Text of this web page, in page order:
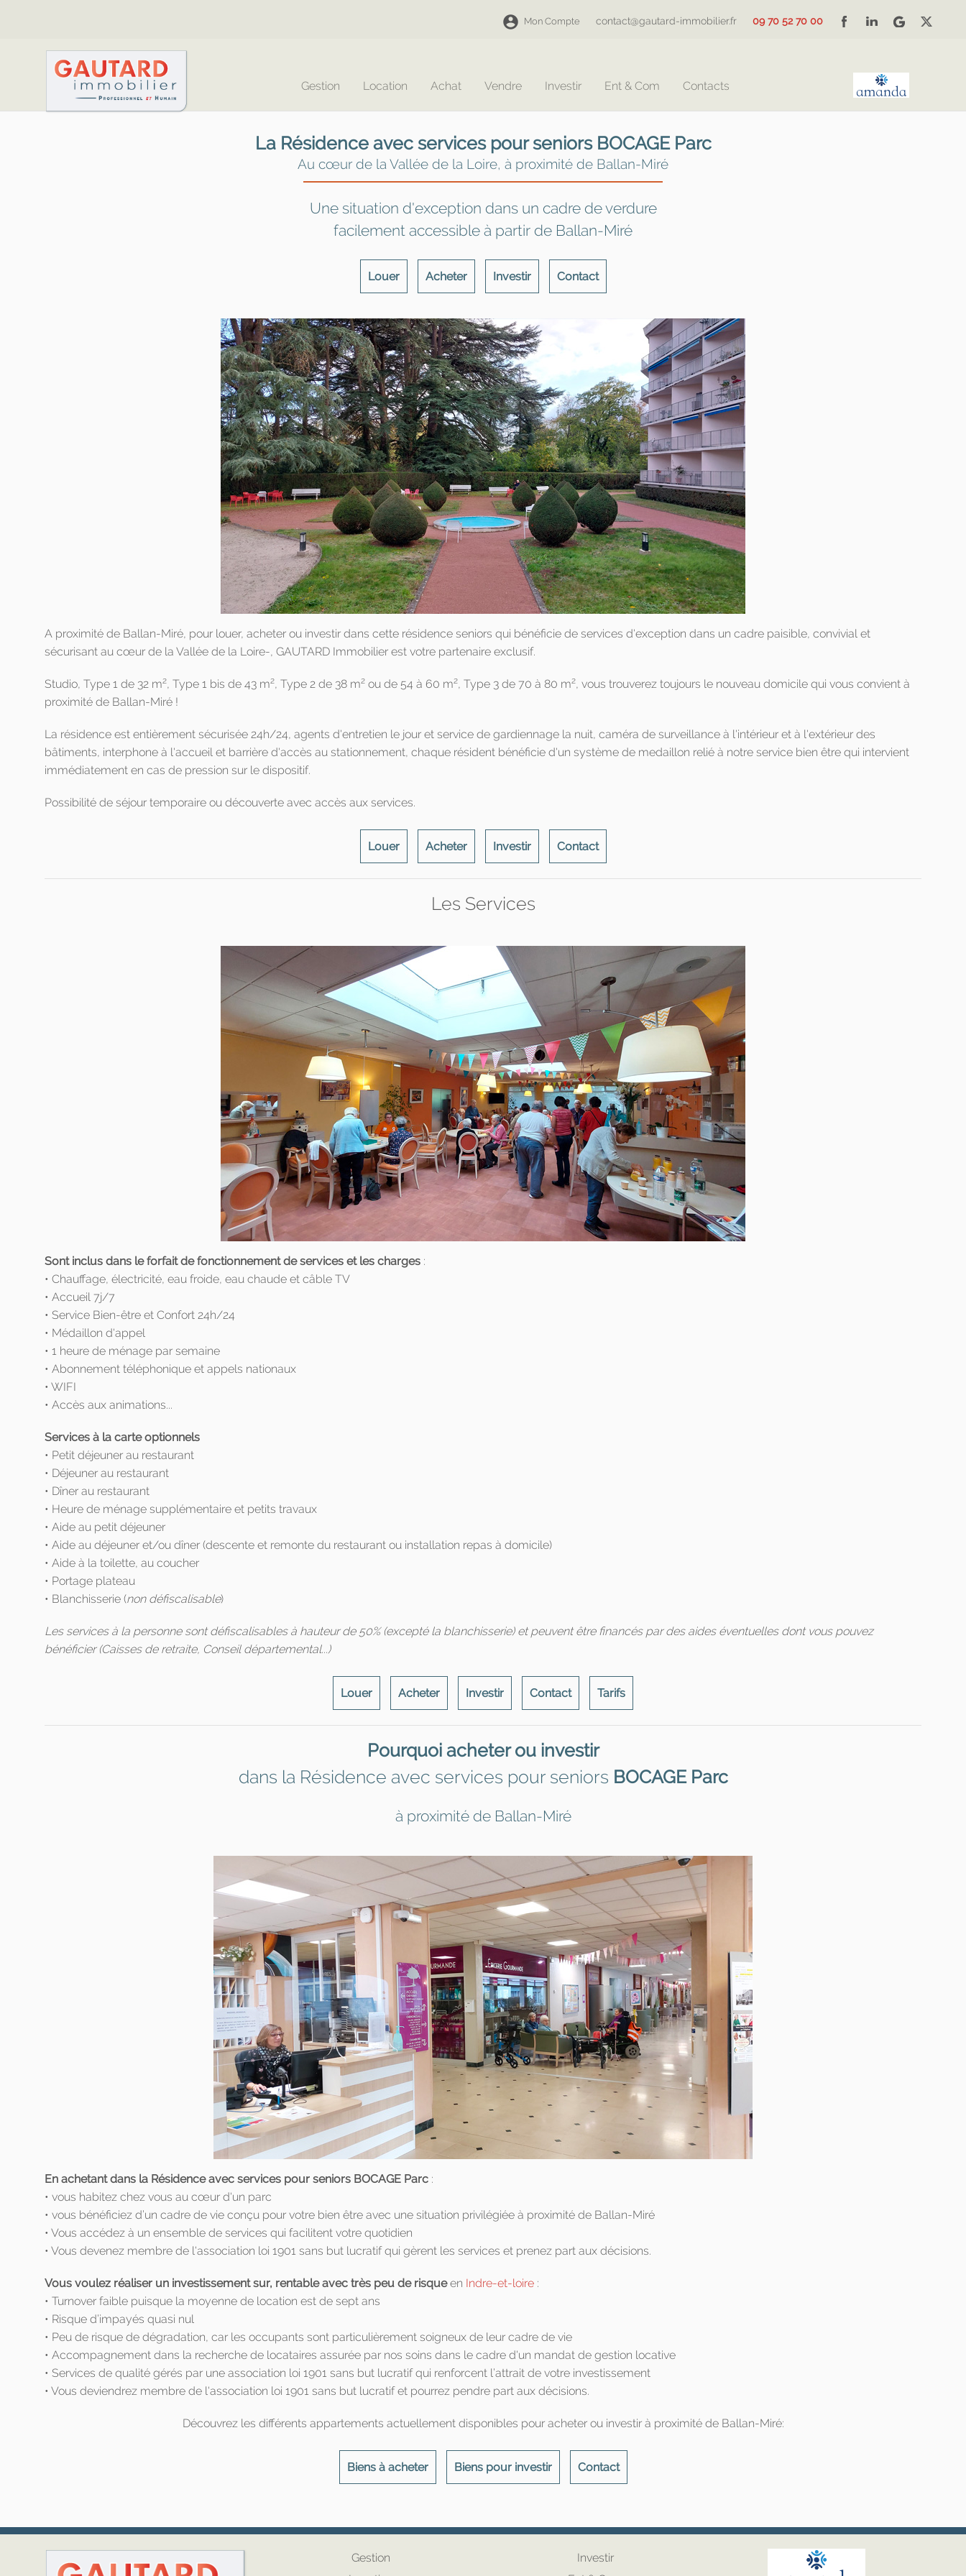
Mon Compte contact@gautard-immobilier.fr 09 70 52 70 00
Gestion Location Achat Vendre Investir Ent & Com Contacts
La Résidence avec services pour seniors BOCAGE Parc
Au cœur de la Vallée de la Loire, à proximité de Ballan-Miré
Une situation d'exception dans un cadre de verdure
facilement accessible à partir de Ballan-Miré
Louer Acheter Investir Contact
A proximité de Ballan-Miré, pour louer, acheter ou investir dans cette résidence seniors qui bénéficie de services d'exception dans un cadre paisible, convivial et
sécurisant au cœur de la Vallée de la Loire-, GAUTARD Immobilier est votre partenaire exclusif.
Studio, Type 1 de 32 m2, Type 1 bis de 43 m2, Type 2 de 38 m2 ou de 54 à 60 m2, Type 3 de 70 à 80 m2, vous trouverez toujours le nouveau domicile qui vous convient à
proximité de Ballan-Miré !
La résidence est entièrement sécurisée 24h/24, agents d'entretien le jour et service de gardiennage la nuit, caméra de surveillance à l'intérieur et à l'extérieur des
bâtiments, interphone à l'accueil et barrière d'accès au stationnement, chaque résident bénéficie d'un système de medaillon relié à notre service bien être qui intervient
immédiatement en cas de pression sur le dispositif.
Possibilité de séjour temporaire ou découverte avec accès aux services.
Louer Acheter Investir Contact
Les Services
Sont inclus dans le forfait de fonctionnement de services et les charges :
• Chauffage, électricité, eau froide, eau chaude et câble TV
• Accueil 7j/7
• Service Bien-être et Confort 24h/24
• Médaillon d'appel
• 1 heure de ménage par semaine
• Abonnement téléphonique et appels nationaux
• WIFI
• Accès aux animations...
Services à la carte optionnels
• Petit déjeuner au restaurant
• Déjeuner au restaurant
• Dîner au restaurant
• Heure de ménage supplémentaire et petits travaux
• Aide au petit déjeuner
• Aide au déjeuner et/ou dîner (descente et remonte du restaurant ou installation repas à domicile)
• Aide à la toilette, au coucher
• Portage plateau
• Blanchisserie (non défiscalisable)
Les services à la personne sont défiscalisables à hauteur de 50% (excepté la blanchisserie) et peuvent être financés par des aides éventuelles dont vous pouvez
bénéficier (Caisses de retraite, Conseil départemental...)
Louer Acheter Investir Contact Tarifs
Pourquoi acheter ou investir
dans la Résidence avec services pour seniors BOCAGE Parc
à proximité de Ballan-Miré
En achetant dans la Résidence avec services pour seniors BOCAGE Parc :
• vous habitez chez vous au cœur d'un parc
• vous bénéficiez d’un cadre de vie conçu pour votre bien être avec une situation privilégiée à proximité de Ballan-Miré
• Vous accédez à un ensemble de services qui facilitent votre quotidien
• Vous devenez membre de l'association loi 1901 sans but lucratif qui gèrent les services et prenez part aux décisions.
Vous voulez réaliser un investissement sur, rentable avec très peu de risqueen Indre-et-loire :
• Turnover faible puisque la moyenne de location est de sept ans
• Risque d’impayés quasi nul
• Peu de risque de dégradation, car les occupants sont particulièrement soigneux de leur cadre de vie
• Accompagnement dans la recherche de locataires assurée par nos soins dans le cadre d'un mandat de gestion locative
• Services de qualité gérés par une association loi 1901 sans but lucratif qui renforcent l’attrait de votre investissement
• Vous deviendrez membre de l'association loi 1901 sans but lucratif et pourrez pendre part aux décisions.
Découvrez les différents appartements actuellement disponibles pour acheter ou investir à proximité de Ballan-Miré:
Biens à acheter Biens pour investir Contact
Gestion
Investir